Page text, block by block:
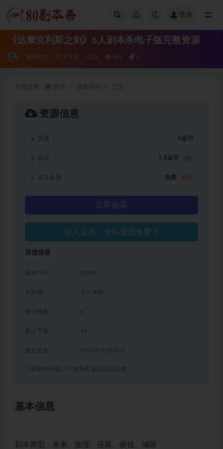
登录
《达摩克利斯之剑》6人剧本杀电子版完整资源
最新剧本 4 年前 0 344 6
资源信息
普通 6金币
会员 1.8金币 3折
永久会员 免费
立即购买
加入会员，全站资源免费下
其他信息
剧本大小 335M
有效期 永久有效
累计销量 4
累计下载 19
2023年03月06日
下载遇到问题？可联系客服或留言反馈
基本信息
剧本类型：未来、推理、还原、硬核、城限